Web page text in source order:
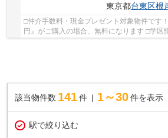
東京都台東区根
□仲介手数料・現金プレゼント対象物件です
円』がご購入の場合、無料になります □
忍岡中学校 約4分 □最寄駅 山手線 鶯谷駅
該当物件数 141件 1～30 件を表示
駅で絞り込む